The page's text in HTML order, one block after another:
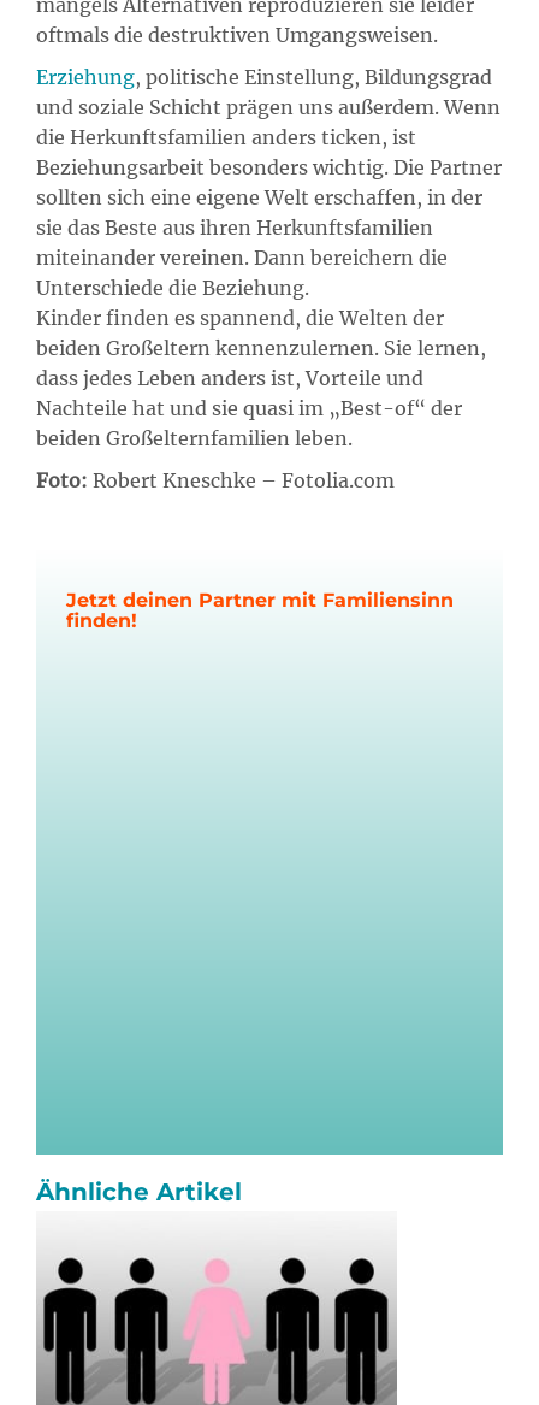
mangels Alternativen reproduzieren sie leider
oftmals die destruktiven Umgangsweisen.
Erziehung, politische Einstellung, Bildungsgrad
und soziale Schicht prägen uns außerdem. Wenn
die Herkunftsfamilien anders ticken, ist
Beziehungsarbeit besonders wichtig. Die Partner
sollten sich eine eigene Welt erschaffen, in der
sie das Beste aus ihren Herkunftsfamilien
miteinander vereinen. Dann bereichern die
Unterschiede die Beziehung.
Kinder finden es spannend, die Welten der
beiden Großeltern kennenzulernen. Sie lernen,
dass jedes Leben anders ist, Vorteile und
Nachteile hat und sie quasi im „Best-of“ der
beiden Großelternfamilien leben.
Foto: Robert Kneschke – Fotolia.com
Jetzt deinen Partner mit Familiensinn
finden!
Ähnliche Artikel